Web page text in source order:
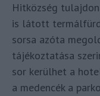
Hitközség
is látott
sorsa azóta
tájékoztatása
sor kerülhet a
a medencék a